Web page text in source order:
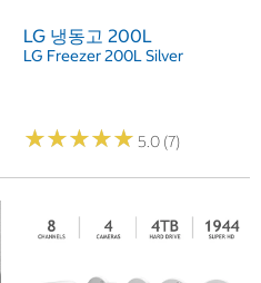
LG 냉동고 200L
LG Freezer 200L Silver
★★★★★
★★★★★ 5.0 (7)